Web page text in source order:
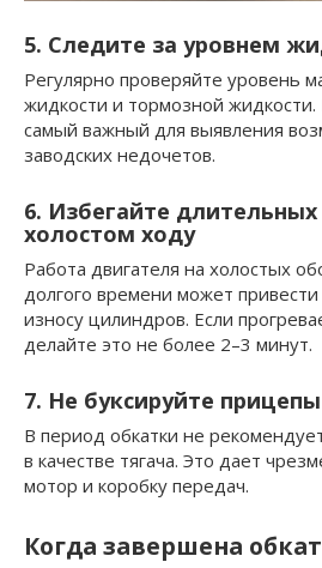
5. Следите за уровнем
Регулярно проверяйте уровень
жидкости и тормозной
самый важный для выявления
заводских недочетов.
6. Избегайте длительных
холостом ходу
Работа двигателя на холостых
долгого времени может
износу цилиндров. Если
делайте это не более 2–3 минут.
7. Не буксируйте прицепы
В период обкатки не
в качестве тягача. Это дает
мотор и коробку передач.
Когда завершена